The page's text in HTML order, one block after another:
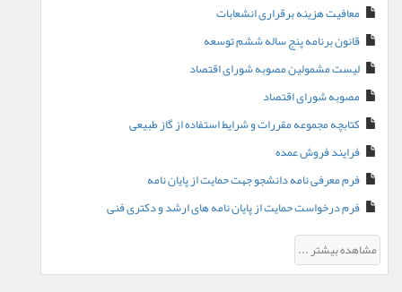
معافیت هزینه برقراری انشعابات
قانون برنامه پنج ساله ششم توسعه
لیست مشمولین مصوبه شورای اقتصاد
مصوبه شورای اقتصاد
کتابچه مجموعه مقررات و شرایط استفاده از گاز طبیعی
فرایند فروش عمده
فرم معرفی نامه دانشجو جهت حمایت از پایان نامه
فرم درخواست حمایت از پایان نامه های ارشد و دکتری فنی
مشاهده بیشتر ...